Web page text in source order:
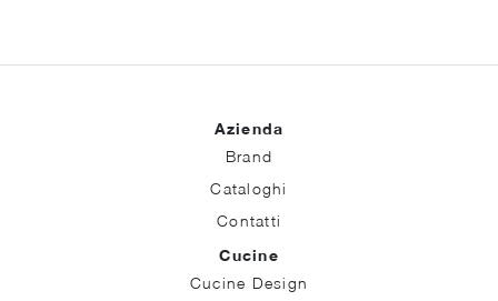
Azienda
Brand
Cataloghi
Contatti
Cucine
Cucine Design